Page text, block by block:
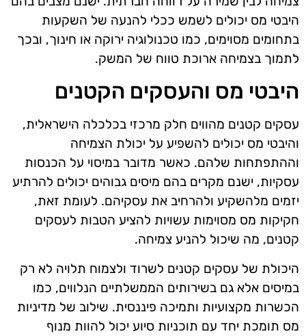
היבטי מס יכולים לשמש ככלי להנעה של השקעות
בתחומים מסוימים, כמו טכנולוגיה ירוקה או חינוך, ובכך
לתמוך בצמיחה ארוכת טווח של המשק.
היבטי מס והעסקים הקטנים
עסקים קטנים מהווים חלק מרכזי בכלכלה הישראלית,
והיבטי מס יכולים להשפיע על יכולת הצמיחה
וההתפתחות שלהם. כאשר מדובר במיסוי על הכנסות
עסקיות, ישנם מקרים בהם מיסים גבוהים יכולים להרתיע
יזמים מלהשקיע ולהרחיב את עסקיהם. לעומת זאת,
חקיקות מס מסוימות עשויות להציע הטבות לעסקים
קטנים, מה שיכול להניע צמיחה.
היכולת של עסקים קטנים לשרוד ולצמוח תלויה לא רק
במיסים אלא גם בשירותים הממשלתיים הנלווים, כמו
הכשרות מקצועיות ותמיכה פיננסית. שילוב של מדיניות
מס תומכת יחד עם תוכניות סיוע יכול להוות מנוף